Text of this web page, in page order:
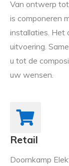
Van ontwerp
is componeren
installaties. Het
uitvoering.
u tot de
uw wensen.
Retail
Doornkamp